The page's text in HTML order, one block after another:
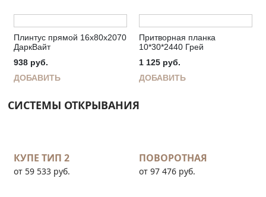
Плинтус прямой 16х80х2070
ДаркВайт
938 руб.
ДОБАВИТЬ
Притворная планка
10*30*2440 Грей
1 125 руб.
ДОБАВИТЬ
СИСТЕМЫ ОТКРЫВАНИЯ
КУПЕ ТИП 2
от 59 533 руб.
ПОВОРОТНАЯ
от 97 476 руб.